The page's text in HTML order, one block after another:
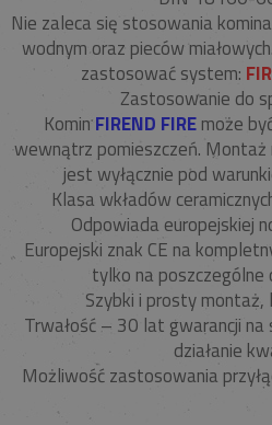
Nie zaleca się stosowania
wodnym oraz pieców
zastosować system:
Zastosowanie do
KominFIREND FIREmoże
wewnątrz pomieszczeń.
jest wyłącznie pod
Klasa wkładów
Odpowiada europejskiej
Europejski znak CE na
tylko na poszczególne
Szybki i prosty montaż,
Trwałość – 30 lat gwarancji na
działanie
Możliwość zastosowania